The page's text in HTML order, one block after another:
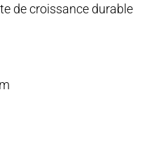
de croissance durable